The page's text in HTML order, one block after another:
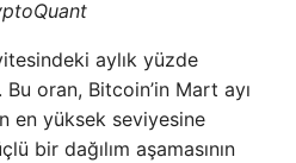
aylık yüzde
oran, Bitcoin’in Mart ayı
en yüksek seviyesine
bir dağılım aşamasının